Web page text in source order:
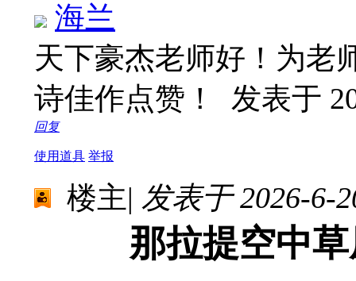
海兰
天下豪杰老师好！为老
诗佳作点赞！ 发表于
回复
使用道具 举报
楼主| 发表于 2026-6-
那拉提空中